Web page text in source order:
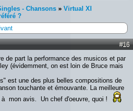
- Chansons » Virtual XI
?
#16
de part la performance des musicos et par
(évidemment, on est loin de Bruce mais
est une des plus belles compositions de
touchante et émouvante. La meilleure
à mon avis. Un chef d'oeuvre, quoi !